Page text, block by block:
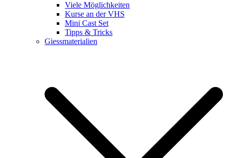
Viele Möglichkeiten
Kurse an der VHS
Mini Cast Set
Tipps & Tricks
Giessmaterialien